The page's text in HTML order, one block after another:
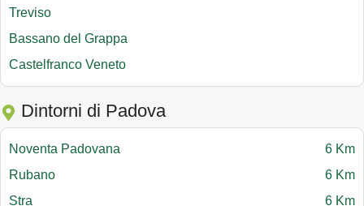
Treviso
Bassano del Grappa
Castelfranco Veneto
Dintorni di Padova
Noventa Padovana
6 Km
Rubano
6 Km
Stra
6 Km